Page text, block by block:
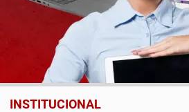
INSTITUCIONAL